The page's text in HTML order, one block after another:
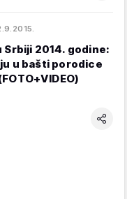
Srbiji 2014. godine:
u bašti porodice